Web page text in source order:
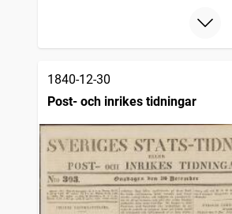
1840-12-30
Post- och inrikes tidningar